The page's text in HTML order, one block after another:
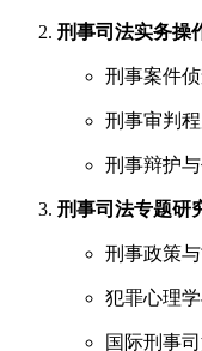
刑事司法实务操
刑事案件
刑事审判
刑事辩护
刑事司法专题研
刑事政策
犯罪心理
国际刑事